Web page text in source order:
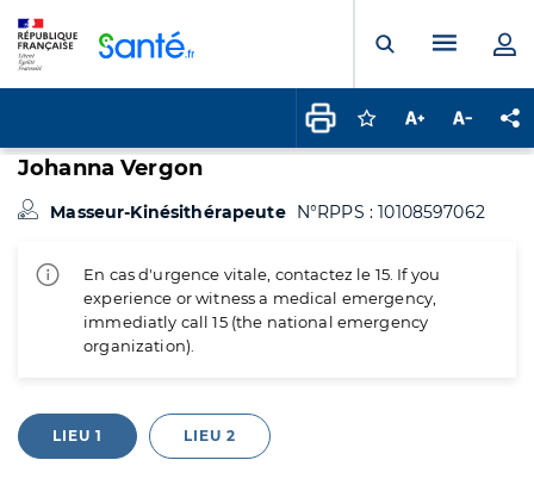
Ouvrir laMenu
Connectez-vous
Augmenter la
Johanna Vergon
Masseur-Kinésithérapeute N°RPPS : 10108597062
En cas d'urgence vitale, contactez le 15. If you
experience or witness a medical emergency,
immediatly call 15 (the national emergency
organization).
LIEU 1 LIEU 2